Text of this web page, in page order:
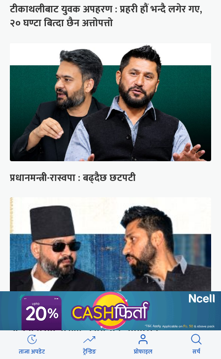
टीकाथलीबाट युवक अपहरण : प्रहरी हौं भन्दै लगेर गए,
२० घण्टा बित्दा छैन अत्तोपत्तो
प्रधानमन्त्री-रास्वपा : बढ्दैछ छटपटी
बालुवाटारमा दोस्रोपल्ट पुगे रवि लामिछाने,
प्रधानमन्त्रीसँग ४५ मिनेट कुराकानी
ताजा अपडेट ट्रेन्डिङ प्रोफाइल सर्च